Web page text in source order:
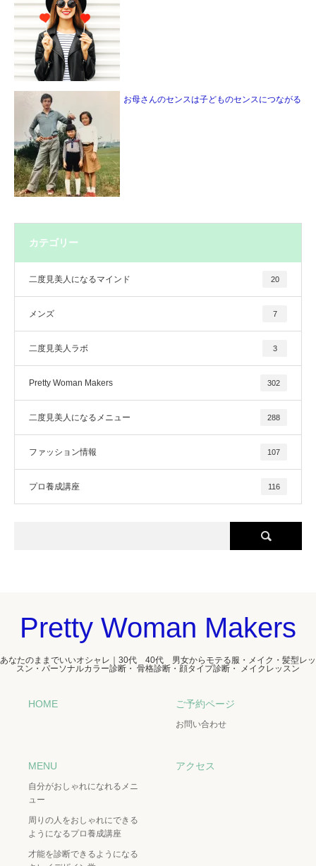
お母さんのセンスは子どものセンスにつながる
カテゴリー
二度見美人になるマインド 20
メンズ 7
二度見美人ラボ 3
Pretty Woman Makers 302
二度見美人になるメニュー 288
ファッション情報 107
プロ養成講座 116
Pretty Woman Makers
あなたのままでいいオシャレ｜30代 40代 男女からモテる服・メイク・髪型レッ
スン・パーソナルカラー診断・ 骨格診断・顔タイプ診断・ メイクレッスン
HOME ご予約ページ
お問い合わせ
MENU
自分がおしゃれになれるメニ
ュー
周りの人をおしゃれにできる
ようになるプロ養成講座
才能を診断できるようになる
アクセス